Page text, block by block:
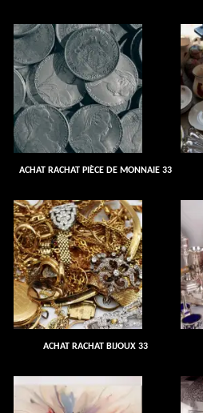
ACHAT RACHAT PIÈCE DE MONNAIE 33
ACHAT RACHAT BIJOUX 33